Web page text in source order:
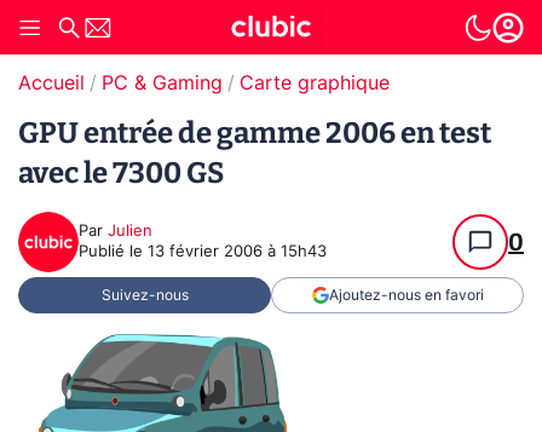
Accueil PC & Gaming Carte graphique
GPU entrée de gamme 2006 en test
avec le 7300 GS
Par Julien
Publié le 13 février 2006 à 15h43 0
Suivez-nous Ajoutez-nous en favori